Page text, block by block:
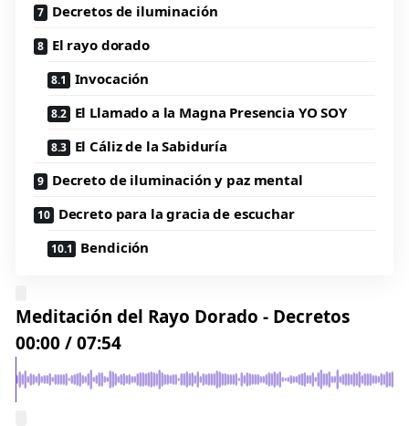
Decretos de iluminación
El rayo dorado
Invocación
El Llamado a la Magna Presencia YO SOY
El Cáliz de la Sabiduría
Decreto de iluminación y paz mental
Decreto para la gracia de escuchar
Bendición
Meditación del Rayo Dorado - Decretos
00:00 /07:54